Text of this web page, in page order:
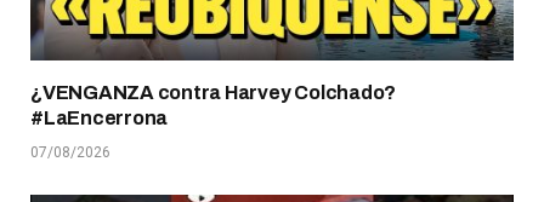
¿VENGANZA contra Harvey Colchado?
#LaEncerrona
07/08/2026